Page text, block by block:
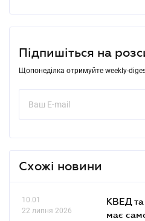
Підпишіться на
Щопонеділка отримуйте weekly-
Схожі новини
10.01
22 липня 2026
КВЕД та
має